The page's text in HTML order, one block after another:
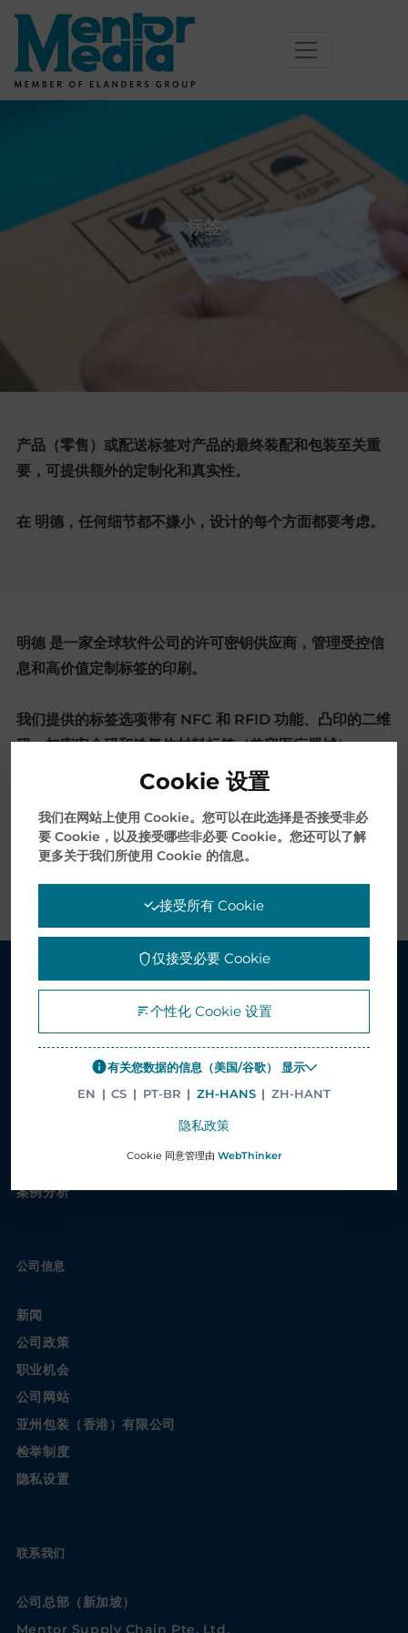
Skip
content
标签
产品（零售）或配送标签对产品的最终装配和包装至关重
要，可提供额外的定制化和真实性。
在 明德，任何细节都不嫌小，设计的每个方面都要考虑。
明德 是一家全球软件公司的许可密钥供应商，管理受控信
息和高价值定制标签的印刷。
我们提供的标签选项带有 NFC 和 RFID 功能、凸印的二维
码、加密安全码和铁氧体材料标签（兼容医疗器械）。
其他值得一提的是序列化序列、UDI 标签、专利标签和防
伪标签（例如，防篡改、3D 光学和防剥落）。
医疗保健解决方案
案例分析
公司信息
新闻
公司政策
职业机会
公司网站
亚州包装（香港）有限公司
检举制度
隐私设置
联系我们
公司总部（新加坡）
Mentor Supply Chain Pte. Ltd.
Cookie 设置
我们在网站上使用 Cookie。您可以在此选择是否接受非必
要 Cookie，以及接受哪些非必要 Cookie。您还可以了解
更多关于我们所使用 Cookie 的信息。
接受所有 Cookie
仅接受必要 Cookie
个性化 Cookie 设置
有关您数据的信息（美国/谷歌） 显示
EN | CS | PT-BR | ZH-HANS | ZH-HANT
隐私政策
Cookie 同意管理由 WebThinker